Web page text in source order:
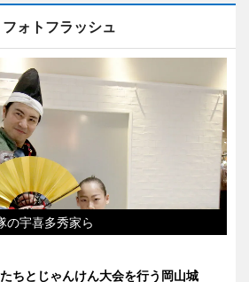
フォトフラッシュ
の宇喜多秀家ら
ちとじゃんけん大会を行う岡山城